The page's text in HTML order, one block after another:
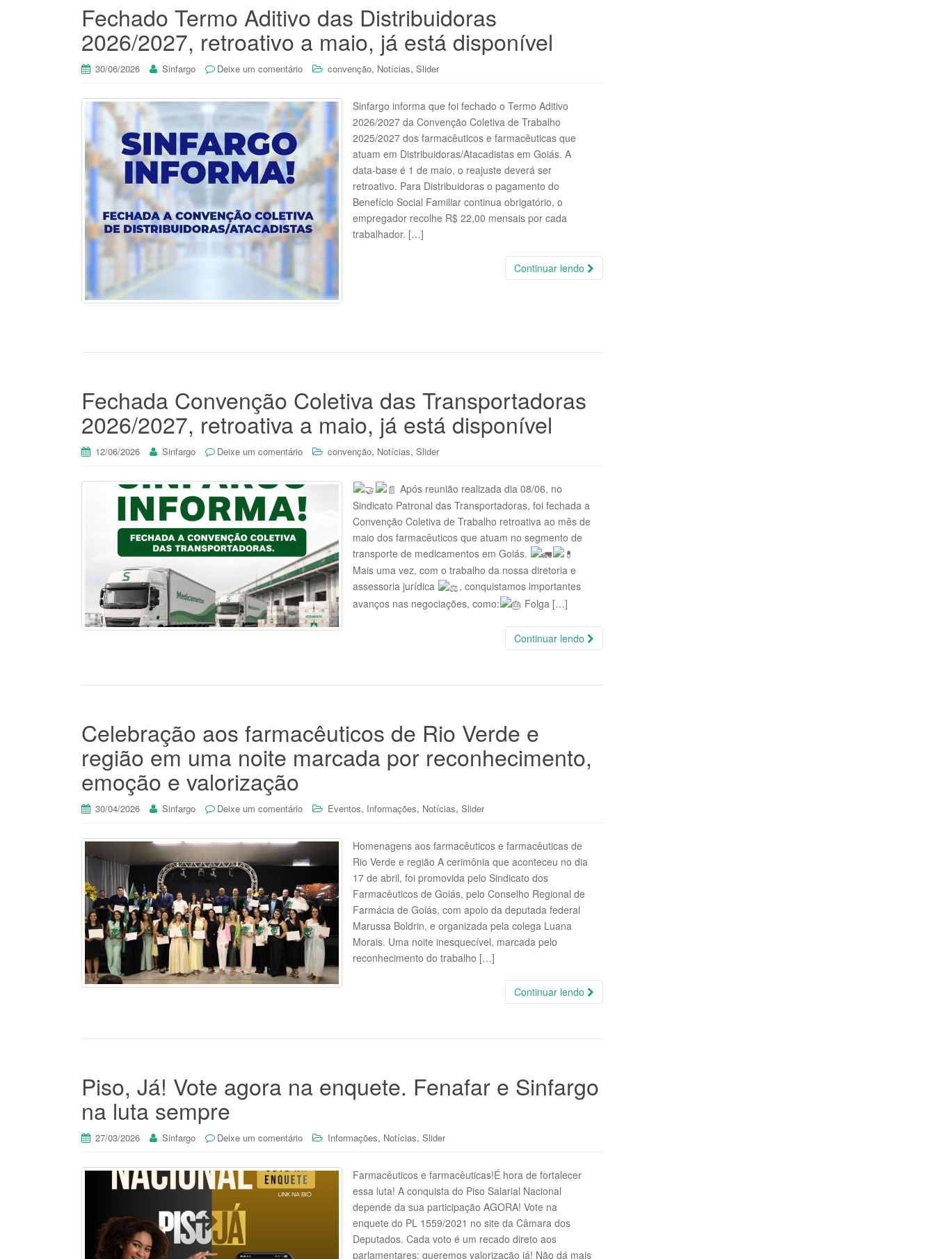
Fechado Termo Aditivo das Distribuidoras
2026/2027, retroativo a maio, já está disponível
30/06/2026 Sinfargo Deixe um comentário convenção, Notícias, Slider
Sinfargo informa que foi fechado o Termo Aditivo
2026/2027 da Convenção Coletiva de Trabalho
2025/2027 dos farmacêuticos e farmacêuticas que
atuam em Distribuidoras/Atacadistas em Goiás. A
data-base é 1 de maio, o reajuste deverá ser
retroativo. Para Distribuidoras o pagamento do
Benefício Social Familiar continua obrigatório, o
empregador recolhe R$ 22,00 mensais por cada
trabalhador. […]
Continuar lendo
Fechada Convenção Coletiva das Transportadoras
2026/2027, retroativa a maio, já está disponível
12/06/2026 Sinfargo Deixe um comentário convenção, Notícias, Slider
Após reunião realizada dia 08/06, no
Sindicato Patronal das Transportadoras, foi fechada a
Convenção Coletiva de Trabalho retroativa ao mês de
maio dos farmacêuticos que atuam no segmento de
transporte de medicamentos em Goiás.
Mais uma vez, com o trabalho da nossa diretoria e
assessoria jurídica
, conquistamos importantes
avanços nas negociações, como:
Folga […]
Continuar lendo
Celebração aos farmacêuticos de Rio Verde e
região em uma noite marcada por reconhecimento,
emoção e valorização
30/04/2026 Sinfargo Deixe um comentário Eventos, Informações, Notícias, Slider
Homenagens aos farmacêuticos e farmacêuticas de
Rio Verde e região A cerimônia que aconteceu no dia
17 de abril, foi promovida pelo Sindicato dos
Farmacêuticos de Goiás, pelo Conselho Regional de
Farmácia de Goiás, com apoio da deputada federal
Marussa Boldrin, e organizada pela colega Luana
Morais. Uma noite inesquecível, marcada pelo
reconhecimento do trabalho […]
Continuar lendo
Piso, Já! Vote agora na enquete. Fenafar e Sinfargo
na luta sempre
27/03/2026 Sinfargo Deixe um comentário Informações, Notícias, Slider
Farmacêuticos e farmacêuticas!É hora de fortalecer
essa luta! A conquista do Piso Salarial Nacional
depende da sua participação AGORA! Vote na
enquete do PL 1559/2021 no site da Câmara dos
Deputados. Cada voto é um recado direto aos
parlamentares: queremos valorização já! Não dá mais